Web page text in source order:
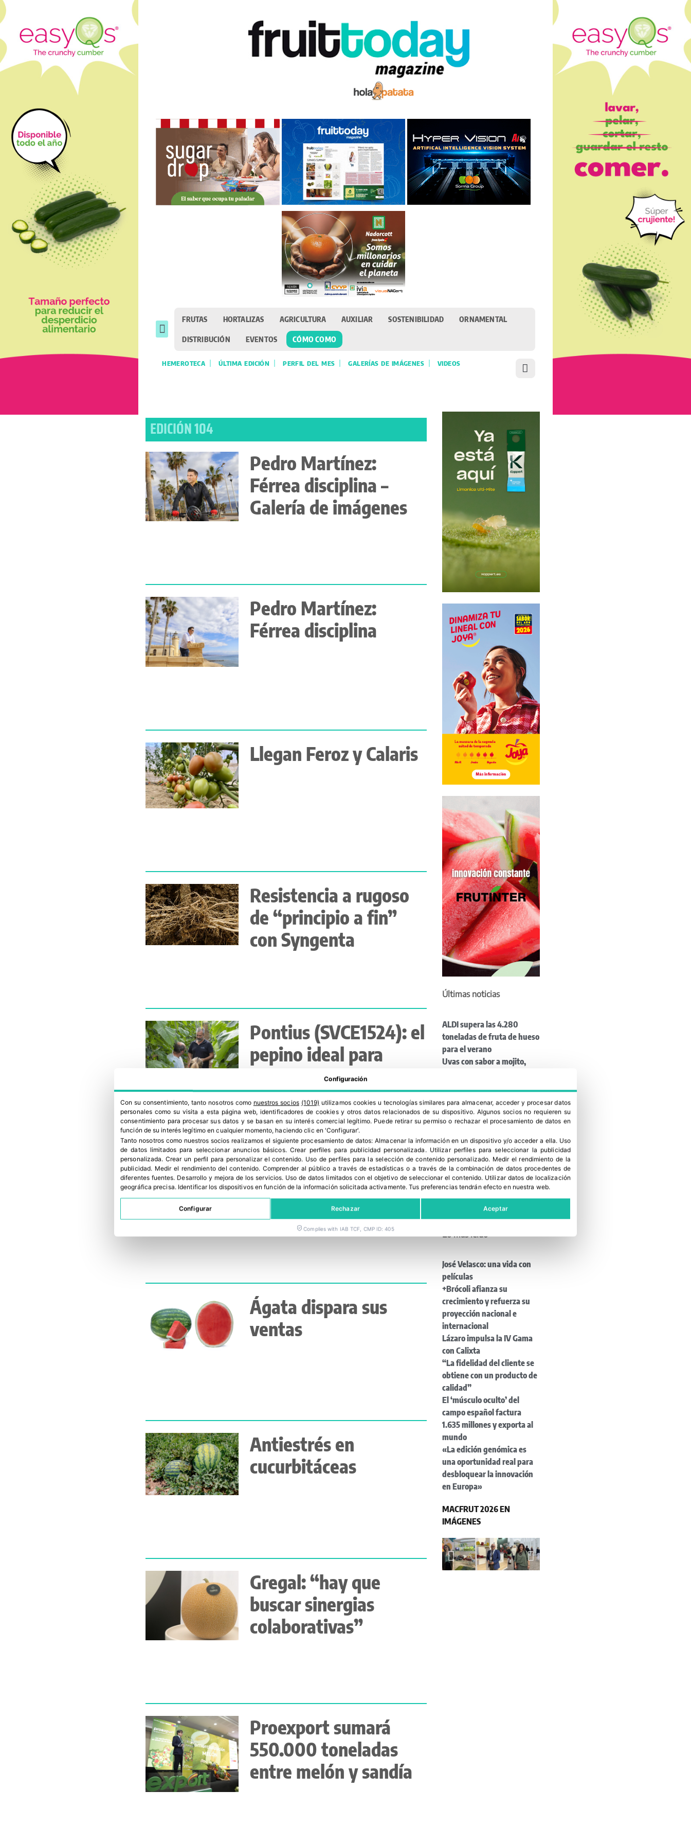
FRUTAS HORTALIZAS AGRICULTURA AUXILIAR SOSTENIBILIDAD ORNAMENTAL
DISTRIBUCIÓN EVENTOS CÓMO COMO
HEMEROTECA ÚLTIMA EDICIÓN PERFIL DEL MES GALERÍAS DE IMÁGENES VIDEOS
EDICIÓN 104
Pedro Martínez:
Férrea disciplina –
Galería de imágenes
Pedro Martínez:
Férrea disciplina
Llegan Feroz y Calaris
Resistencia a rugoso
de “principio a fin”
con Syngenta
Pontius (SVCE1524): el
pepino ideal para
ciclos rápidos
Bayer: entre la
tradición y la
innovación
Ágata dispara sus
ventas
Antiestrés en
cucurbitáceas
Gregal: “hay que
buscar sinergias
colaborativas”
Proexport sumará
550.000 toneladas
entre melón y sandía
Últimas noticias
ALDI supera las 4.280
toneladas de fruta de hueso
para el verano
Uvas con sabor a mojito,
V Jornada Poscosecha de
Cítricos
Asturiana de Fertilizantes
defiende su continuidad en
Avilés
Patatas Meléndez
reivindica el papel de la
mujer en el campo
Noticias a mi Manera:
incendios y nuevos retos
para el campo
Lo más leído
José Velasco: una vida con
películas
+Brócoli afianza su
crecimiento y refuerza su
proyección nacional e
internacional
Lázaro impulsa la IV Gama
con Calixta
“La fidelidad del cliente se
obtiene con un producto de
calidad”
El ‘músculo oculto’ del
campo español factura
1.635 millones y exporta al
mundo
«La edición genómica es
una oportunidad real para
desbloquear la innovación
en Europa»
MACFRUT 2026 EN
IMÁGENES
Configuración
Con su consentimiento, tanto nosotros como nuestros socios (1019) utilizamos cookies u tecnologías similares para almacenar, acceder y procesar datos
personales como su visita a esta página web, identificadores de cookies y otros datos relacionados de su dispositivo. Algunos socios no requieren su
consentimiento para procesar sus datos y se basan en su interés comercial legítimo. Puede retirar su permiso o rechazar el procesamiento de datos en
función de su interés legítimo en cualquier momento, haciendo clic en 'Configurar'.
Tanto nosotros como nuestros socios realizamos el siguiente procesamiento de datos:Almacenar la información en un dispositivo y/o acceder a ella. Uso
de datos limitados para seleccionar anuncios básicos. Crear perfiles para publicidad personalizada . Utilizar perfiles para seleccionar la publicidad
personalizada. Crear un perfil para personalizar el contenido. Uso de perfiles para la selección de contenido personalizado. Medir el rendimiento de la
publicidad. Medir el rendimiento del contenido. Comprender al público a través de estadísticas o a través de la combinación de datos procedentes de
diferentes fuentes. Desarrollo y mejora de los servicios. Uso de datos limitados con el objetivo de seleccionar el contenido. Utilizar datos de localización
geográfica precisa. Identificar los dispositivos en función de la información solicitada activamente.Tus preferencias tendrán efecto en nuestra web.
Configurar Rechazar Aceptar
Complies with IAB TCF, CMP ID: 405